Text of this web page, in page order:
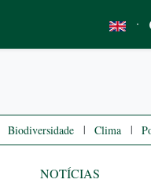
·
Biodiversidade | Clima |
NOTÍCIAS